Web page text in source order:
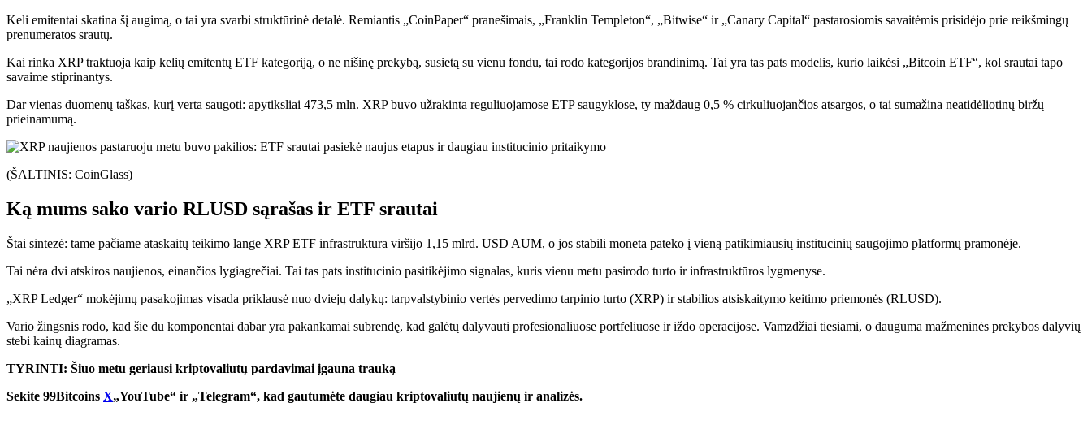
Keli emitentai skatina šį augimą, o tai yra svarbi struktūrinė detalė. Remiantis „CoinPaper“ pranešimais, „Franklin Templeton“, „Bitwise“ ir „Canary Capital“ pastarosiomis savaitėmis prisidėjo prie reikšmingų
prenumeratos srautų.
Kai rinka XRP traktuoja kaip kelių emitentų ETF kategoriją, o ne nišinę prekybą, susietą su vienu fondu, tai rodo kategorijos brandinimą. Tai yra tas pats modelis, kurio laikėsi „Bitcoin ETF“, kol srautai tapo
savaime stiprinantys.
Dar vienas duomenų taškas, kurį verta saugoti: apytiksliai 473,5 mln. XRP buvo užrakinta reguliuojamose ETP saugyklose, ty maždaug 0,5 % cirkuliuojančios atsargos, o tai sumažina neatidėliotinų biržų
prieinamumą.
(ŠALTINIS: CoinGlass)
Ką mums sako vario RLUSD sąrašas ir ETF srautai
Štai sintezė: tame pačiame ataskaitų teikimo lange XRP ETF infrastruktūra viršijo 1,15 mlrd. USD AUM, o jos stabili moneta pateko į vieną patikimiausių institucinių saugojimo platformų pramonėje.
Tai nėra dvi atskiros naujienos, einančios lygiagrečiai. Tai tas pats institucinio pasitikėjimo signalas, kuris vienu metu pasirodo turto ir infrastruktūros lygmenyse.
„XRP Ledger“ mokėjimų pasakojimas visada priklausė nuo dviejų dalykų: tarpvalstybinio vertės pervedimo tarpinio turto (XRP) ir stabilios atsiskaitymo keitimo priemonės (RLUSD).
Vario žingsnis rodo, kad šie du komponentai dabar yra pakankamai subrendę, kad galėtų dalyvauti profesionaliuose portfeliuose ir iždo operacijose. Vamzdžiai tiesiami, o dauguma mažmeninės prekybos dalyvių
stebi kainų diagramas.
TYRINTI: Šiuo metu geriausi kriptovaliutų pardavimai įgauna trauką
Sekite 99Bitcoins X„YouTube“ ir „Telegram“, kad gautumėte daugiau kriptovaliutų naujienų ir analizės.